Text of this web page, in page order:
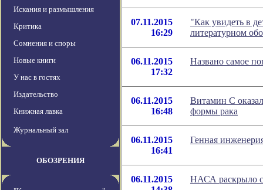
Искания и размышления
Критика
Сомнения и споры
Новые книги
У нас в гостях
Издательство
Книжная лавка
Журнальный зал
ОБОЗРЕНИЯ
07.11.2015
16:29
"Как увидеть в
литературном
06.11.2015
17:32
Названо самое
06.11.2015
16:48
Витамин С
формы рака
06.11.2015
16:41
Генная
06.11.2015
НАСА раскрыло